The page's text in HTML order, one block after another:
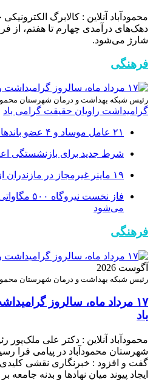
محمودآباد آنلاین : کالابرگ
شارژ می‌شود.
فرهنگی
رئیس شبکه بهداشت و درمان شهرستان
گرامیداشت راویان حقیقت گرامی باد
۲۱ عامل موساد و ۴ عضو باند‌های مسلح بازداشت شدند
شرط جدید برای بازنشستگی
۱۹ ماینر غیرمجاز در مازندران از مدار خارج شد
فاز نخست
می‌شود
فرهنگی
آگوست 2026
رئیس شبکه بهداشت و درمان شهرستان
۱۷ مرداد ماه، سالروز
باد
محمودآباد آنلاین : دکتر علی
شهرستان محمودآباد در پیامی فرا
گفت و افزود : خبرنگاری نقشی
ایجاد پیوند میان نهادها و بدنه جامعه